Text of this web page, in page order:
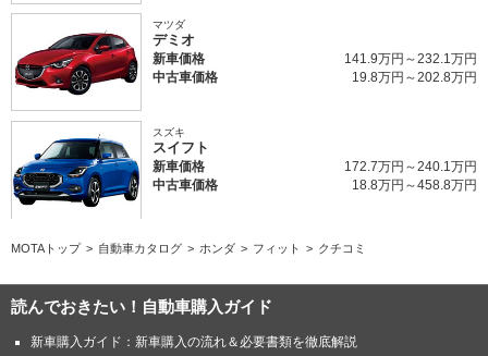
マツダ
デミオ
新車価格
141.9万円～232.1万円
中古車価格
19.8万円～202.8万円
スズキ
スイフト
新車価格
172.7万円～240.1万円
中古車価格
18.8万円～458.8万円
MOTAトップ 自動車カタログ ホンダ フィット クチコミ
読んでおきたい！自動車購入ガイド
新車購入ガイド：新車購入の流れ＆必要書類を徹底解説